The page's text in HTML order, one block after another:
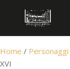
Home / Personaggi
XVI